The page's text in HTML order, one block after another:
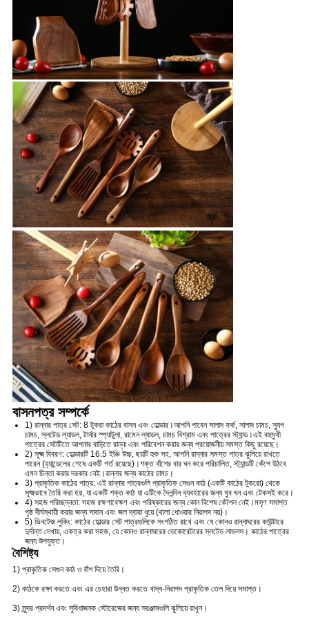
বাসনপত্র সম্পর্কে
1) রান্নার পাত্র সেট: 8 টুকরা কাঠের বাসন এবং হোল্ডার।আপনি পাবেন সালাদ ফর্ক, সালাদ চামচ, স্যুপ
চামচ, স্লটেড ল্যাডল, টার্নার স্প্যাটুলা, রামেন ল্যাডল, চামচ বিশ্রাম এবং পাত্রের স্ট্যান্ড।এই বহুমুখী
পাত্রের সেটটিতে আপনার বাড়িতে রান্না এবং পরিবেশন করার জন্য প্রয়োজনীয় সমস্ত কিছু রয়েছে।
2) সূক্ষ্ম বিবরণ: হোল্ডারটি 16.5 ইঞ্চি উচ্চ, ছয়টি হুক সহ, আপনি রান্নার সমস্ত পাত্র ঝুলিয়ে রাখতে
পারেন (হ্যান্ডেলের শেষে একটি গর্ত রয়েছে)।শক্ত বাঁশের বার ঘন করে পরিচালিত, স্ট্যান্ডটি কেঁপে উঠবে
এমন চিন্তা করার দরকার নেই।রান্নার জন্য কাঠের চামচ।
3) প্রাকৃতিক কাঠের পাত্র: এই রান্নার পাত্রগুলি প্রাকৃতিক সেগুন কাঠ (একটি কাঠের টুকরো) থেকে
সূক্ষ্মভাবে তৈরি করা হয়, যা একটি শক্ত কাঠ যা এটিকে দৈনন্দিন ব্যবহারের জন্য খুব ঘন এবং টেকসই করে।
4) সহজ পরিচ্ছন্নতা: সহজ রক্ষণাবেক্ষণ এবং পরিষ্কারের জন্য কোন বিশেষ কৌশল নেই।মসৃণ সমাপ্ত
পৃষ্ঠ দীর্ঘস্থায়ী করার জন্য সাবান এবং জল দ্বারা ধুয়ে (থালা ধোওয়ার নিরাপদ নয়)।
5) ভিনটেজ লুকিং: কাঠের হোল্ডার সেট পাত্রগুলিকে সংগঠিত রাখে এবং যে কোনও রান্নাঘরের কাউন্টারে
দুর্দান্ত দেখায়, একত্র করা সহজ, যে কোনও রান্নাঘরের ডেকোরেটরের স্লটেড লাডলস। কাঠের পাত্রের
জন্য উপযুক্ত।
বৈশিষ্ট্য
1)প্রাকৃতিক সেগুন কাঠ ও বাঁশ দিয়ে তৈরি।
2) কাঠকে রক্ষা করতে এবং এর চেহারা উন্নত করতে খাদ্য-নিরাপদ প্রাকৃতিক তেল দিয়ে সমাপ্ত।
3) সুন্দর প্রদর্শন এবং সুবিধাজনক স্টোরেজের জন্য সরঞ্জামগুলি ঝুলিয়ে রাখুন।